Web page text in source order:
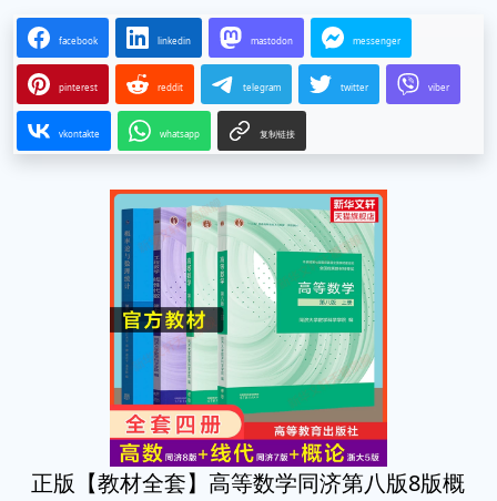
facebook linkedin mastodon messenger
pinterest reddit telegram twitter viber
vkontakte whatsapp 复制链接
正版【教材全套】高等数学同济第八版8版概